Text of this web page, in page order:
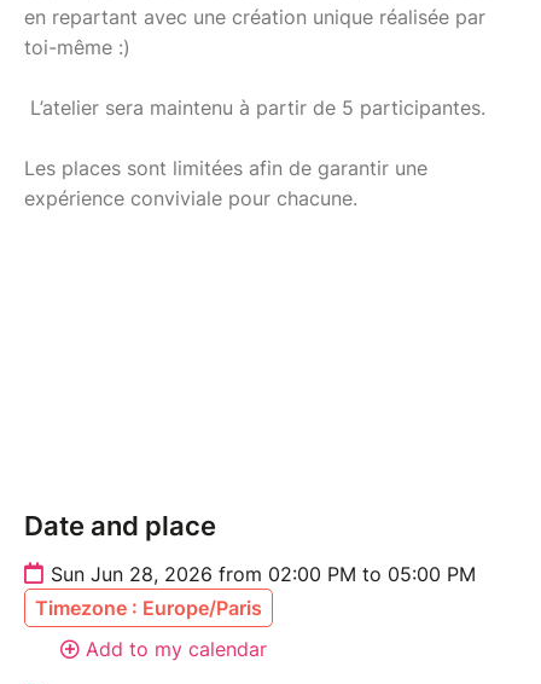
en repartant avec une création unique réalisée par
toi-même :)
L’atelier sera maintenu à partir de 5 participantes.
Les places sont limitées afin de garantir une
expérience conviviale pour chacune.
Date and place
Sun Jun 28, 2026 from 02:00 PM to 05:00 PM
Timezone : Europe/Paris
Add to my calendar